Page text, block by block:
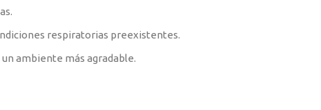
respiratorias preexistentes.
ambiente más agradable.